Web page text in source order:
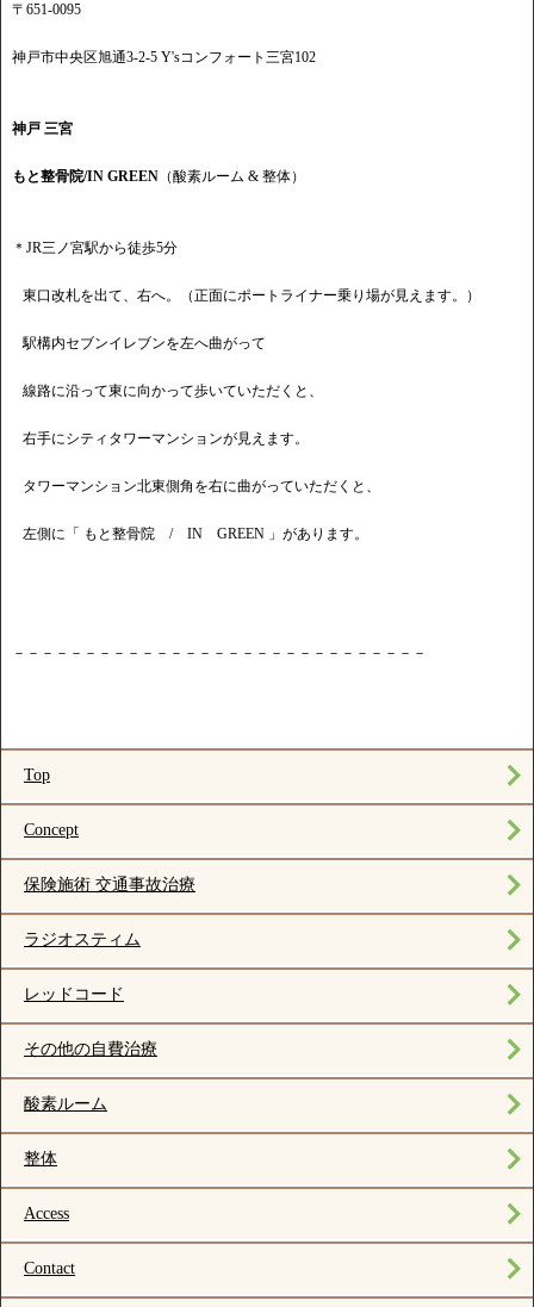
〒651-0095
神戸市中央区旭通3-2-5 Y'sコンフォート三宮102
神戸 三宮
もと整骨院/IN GREEN （酸素ルーム & 整体）
＊JR三ノ宮駅から徒歩5分
東口改札を出て、右へ。（正面にポートライナー乗り場が見えます。）
駅構内セブンイレブンを左へ曲がって
線路に沿って東に向かって歩いていただくと、
右手にシティタワーマンションが見えます。
タワーマンション北東側角を右に曲がっていただくと、
左側に「 もと整骨院 / IN GREEN 」があります。
－－－－－－－－－－－－－－－－－－－－－－－－－－－－－
Top
Concept
保険施術 交通事故治療
ラジオスティム
レッドコード
その他の自費治療
酸素ルーム
整体
Access
Contact